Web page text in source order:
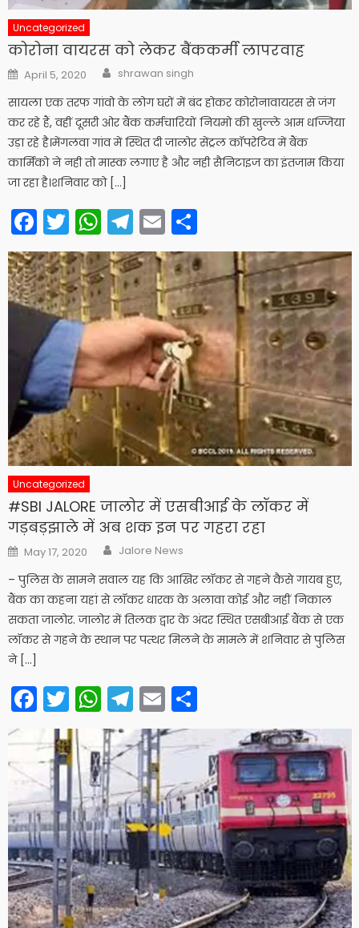
Uncategorized
कोरोना वायरस को लेकर बैंककर्मी लापरवाह
Posted
on
April 5, 2020 Author
shrawan singh
सायला एक तरफ गांवो के लोग घरों में बंद होकर कोरोनावायरस से जंग
कर रहे हैं, वहीं दूसरी ओर बैंक कर्मचारियों नियमो की खुल्ले आम धज्जिया
उड़ा रहे है।मेंगलवा गांव में स्थित दी जालोर सेंट्रल कॉपरेटिव में बैंक
कार्मिको ने नही तो मास्क लगाए है और नही सैनिटाइज का इंतजाम किया
जा रहा है।शनिवार को […]
Facebook
Twitter
WhatsApp
Telegram
Email
Uncategorized
#SBI JALORE जालोर में एसबीआई के लॉकर में
गड़बड़झाले में अब शक इन पर गहरा रहा
Posted
on
May 17, 2020 Author
Jalore News
– पुलिस के सामने सवाल यह कि आखिर लॉकर से गहने कैसे गायब हुए,
बैंक का कहना यहां से लॉकर धारक के अलावा कोई और नहीं निकाल
सकता जालोर. जालोर में तिलक द्वार के अंदर स्थित एसबीआई बैंक से एक
लॉकर से गहने के स्थान पर पत्थर मिलने के मामले में शनिवार से पुलिस
ने […]
Facebook
Twitter
WhatsApp
Telegram
Email